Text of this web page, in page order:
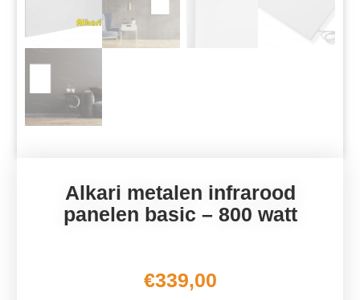
Alkari metalen infrarood
panelen basic – 800 watt
€339,00